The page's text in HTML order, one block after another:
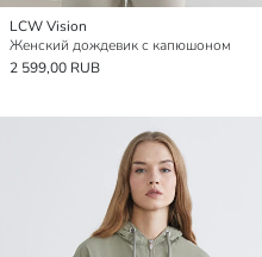
LCW Vision
Женский дождевик с капюшоном
2 599,00 RUB